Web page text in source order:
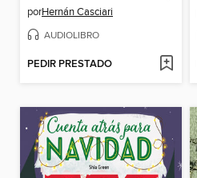
porHernán Casciari
AUDIOLIBRO
PEDIR PRESTADO